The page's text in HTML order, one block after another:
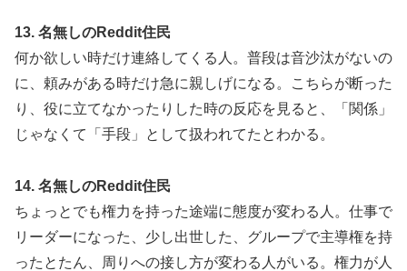
13. 名無しのReddit住民
何か欲しい時だけ連絡してくる人。普段は音沙汰がないの
に、頼みがある時だけ急に親しげになる。こちらが断った
り、役に立てなかったりした時の反応を見ると、「関係」
じゃなくて「手段」として扱われてたとわかる。
14. 名無しのReddit住民
ちょっとでも権力を持った途端に態度が変わる人。仕事で
リーダーになった、少し出世した、グループで主導権を持
ったとたん、周りへの接し方が変わる人がいる。権力が人